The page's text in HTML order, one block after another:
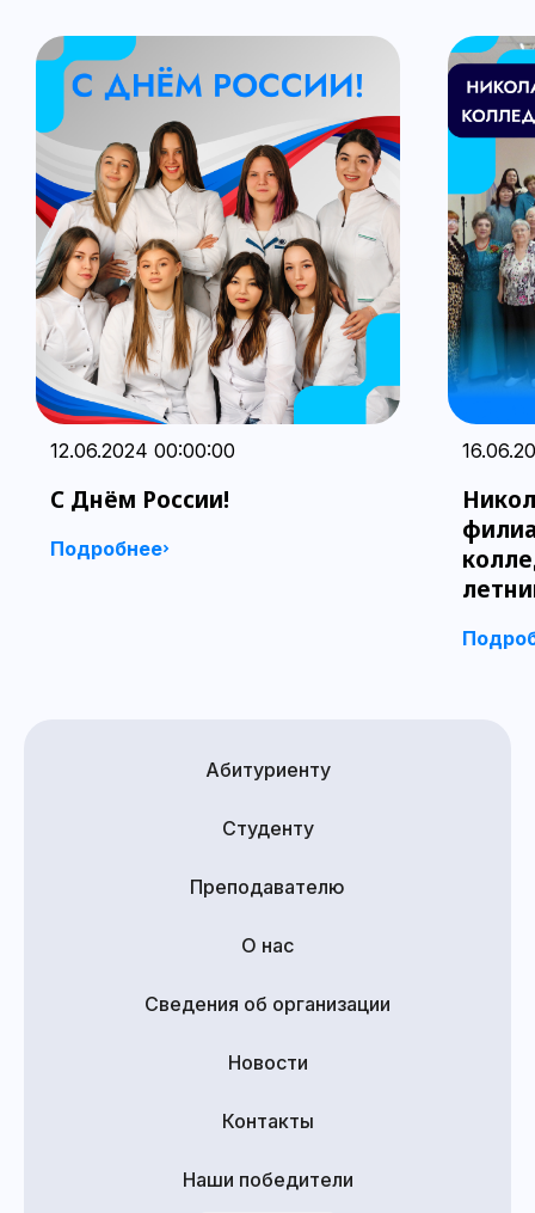
12.06.2024 00:00:00
С Днём России!
Подробнее
Абитуриенту
Студенту
Преподавателю
О нас
Сведения об организации
Новости
Контакты
Наши победители